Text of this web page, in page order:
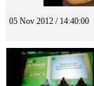
05 Nov 2012 / 14:40:00